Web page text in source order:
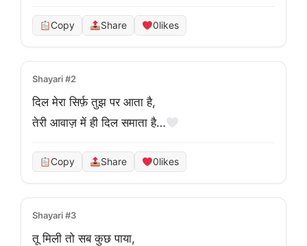
Copy Share 0likes
Shayari #2
दिल मेरा सिर्फ़ तुझ पर आता है,
तेरी आवाज़ में ही दिल समाता है…
Copy Share 0likes
Shayari #3
तू मिली तो सब कुछ पाया,